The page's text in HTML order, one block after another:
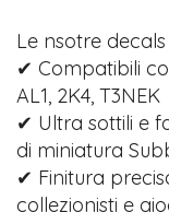
Le nsotre
✔ Compatibili
AL1, 2K4, T3NEK
✔ Ultra sottili e
di miniatura
✔ Finitura
collezionisti e